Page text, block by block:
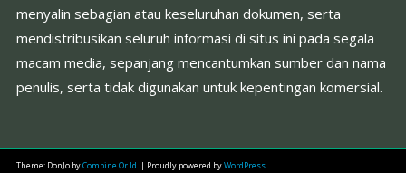
menyalin sebagian atau keseluruhan dokumen, serta
mendistribusikan seluruh informasi di situs ini pada segala
macam media, sepanjang mencantumkan sumber dan nama
penulis, serta tidak digunakan untuk kepentingan komersial.
Theme: DonJo byCombine.Or.Id. | Proudly powered byWordPress.